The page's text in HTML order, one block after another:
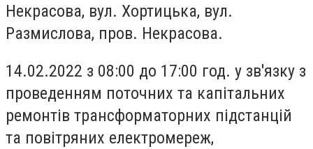
Некрасова, вул. Хортицька, вул.
Размислова, пров. Некрасова.
14.02.2022 з 08:00 до 17:00 год. у зв'язку з
проведенням поточних та капітальних
ремонтів трансформаторних підстанцій
та повітряних електромереж,